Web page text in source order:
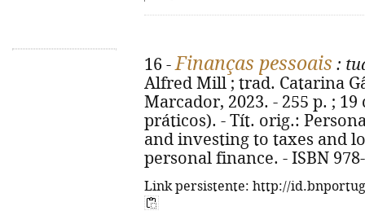
16 -Finanças pessoais :
Alfred Mill ; trad. Catarina
Marcador, 2023. - 255 p. ;
práticos). - Tít. orig.:
and investing to taxes and
personal finance. - ISBN
Link persistente: http://